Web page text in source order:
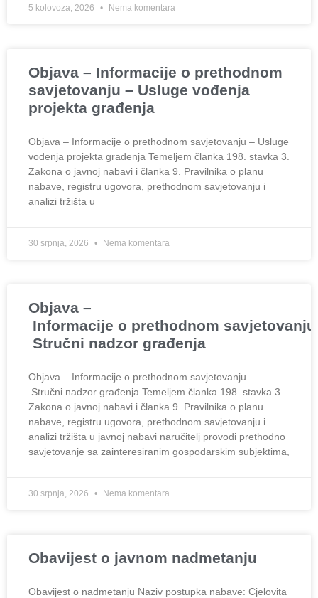
5 kolovoza, 2026 Nema komentara
Objava – Informacije o prethodnom
savjetovanju – Usluge vođenja
projekta građenja
Objava – Informacije o prethodnom savjetovanju – Usluge
vođenja projekta građenja Temeljem članka 198. stavka 3.
Zakona o javnoj nabavi i članka 9. Pravilnika o planu
nabave, registru ugovora, prethodnom savjetovanju i
analizi tržišta u
30 srpnja, 2026 Nema komentara
Objava –
Informacije o prethodnom savjetovanju
Stručni nadzor građenja
Objava – Informacije o prethodnom savjetovanju –
Stručni nadzor građenja Temeljem članka 198. stavka 3.
Zakona o javnoj nabavi i članka 9. Pravilnika o planu
nabave, registru ugovora, prethodnom savjetovanju i
analizi tržišta u javnoj nabavi naručitelj provodi prethodno
savjetovanje sa zainteresiranim gospodarskim subjektima,
30 srpnja, 2026 Nema komentara
Obavijest o javnom nadmetanju
Obavijest o nadmetanju Naziv postupka nabave: Cjelovita